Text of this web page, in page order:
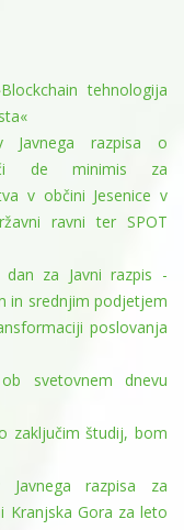
tehnologija
Javnega razpisa o
de minimis za
v občini Jesenice v
ravni ter SPOT
dan za Javni razpis -
in srednjim podjetjem
poslovanja
svetovnem dnevu
zaključim študij, bom
Javnega razpisa za
Kranjska Gora za leto